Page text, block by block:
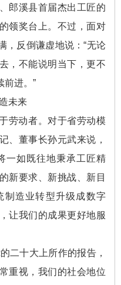
郎溪县首届杰出工匠的
领奖台上。不过，面对
，反倒谦虚地说：“无论
，不能说明当下，更不
前进。”
未来
劳动者。对于省劳动模
、董事长孙元武来说，
一如既往地秉承工匠精
新要求、新挑战、新目
制造业转型升级成数字
让我们的成果更好地服
二十大上所作的报告，
重视，我们的社会地位